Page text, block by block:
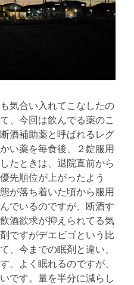
気合い入れてこなしたの
、今回は飲んでる薬のこ
酒補助薬と呼ばれるレグ
い薬を毎食後、２錠服用
たときは、退院直前から
先順位が上がったよう
が落ち着いた頃から服用
でいるのですが、断酒す
酒欲求が抑えられてる気
ですがデエビゴという比
、今までの眠剤と違い、
。よく眠れるのですが、
です。量を半分に減らし